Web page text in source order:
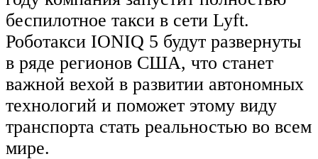
беспилотное такси в сети Lyft.
Роботакси IONIQ 5 будут развернуты
в ряде регионов США, что станет
важной вехой в развитии автономных
технологий и поможет этому виду
транспорта стать реальностью во всем
мире.